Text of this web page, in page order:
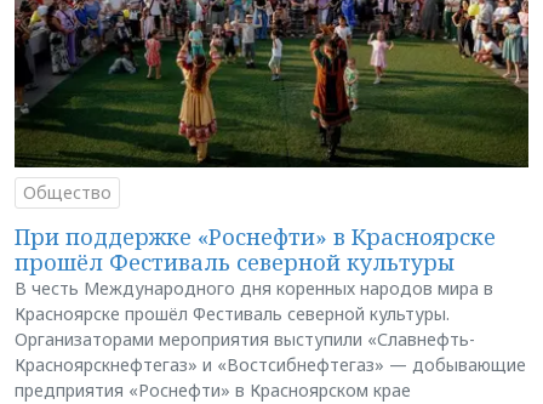
Общество
При поддержке «Роснефти» в Красноярске
прошёл Фестиваль северной культуры
В честь Международного дня коренных народов мира в
Красноярске прошёл Фестиваль северной культуры.
Организаторами мероприятия выступили «Славнефть-
Красноярскнефтегаз» и «Востсибнефтегаз» — добывающие
предприятия «Роснефти» в Красноярском крае